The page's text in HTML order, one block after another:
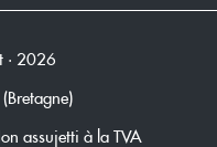
2026
assujetti à la TVA